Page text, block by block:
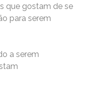
que gostam de se
para serem
a serem